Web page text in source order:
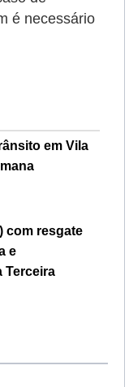
é necessário
em Vila
com resgate
e
Terceira